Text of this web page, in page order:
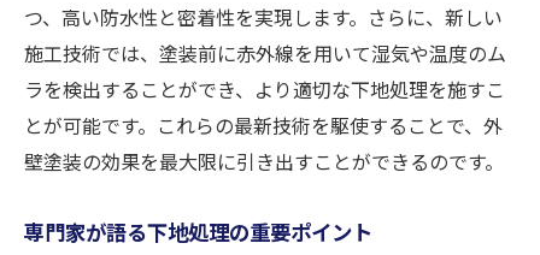
つ、高い防水性と密着性を実現します。さらに、新しい
施工技術では、塗装前に赤外線を用いて湿気や温度のム
ラを検出することができ、より適切な下地処理を施すこ
とが可能です。これらの最新技術を駆使することで、外
壁塗装の効果を最大限に引き出すことができるのです。
専門家が語る下地処理の重要ポイント